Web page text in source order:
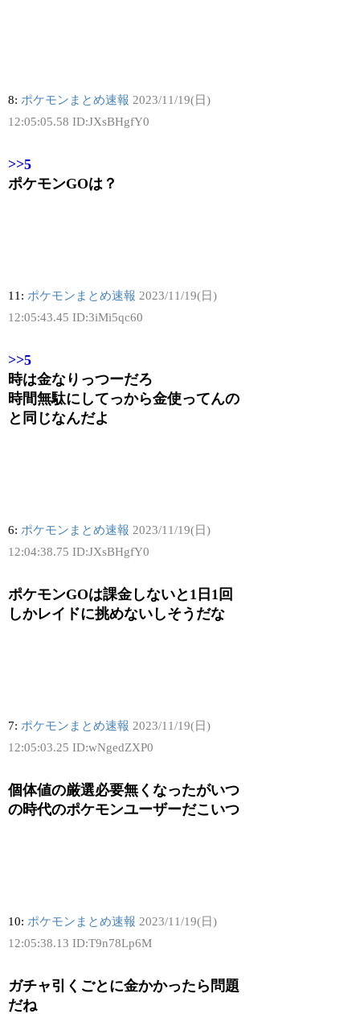
8: ポケモンまとめ速報 2023/11/19(日)
12:05:05.58 ID:JXsBHgfY0
>>5
ポケモンGOは？
11: ポケモンまとめ速報 2023/11/19(日)
12:05:43.45 ID:3iMi5qc60
>>5
時は金なりっつーだろ
時間無駄にしてっから金使ってんの
と同じなんだよ
6: ポケモンまとめ速報 2023/11/19(日)
12:04:38.75 ID:JXsBHgfY0
ポケモンGOは課金しないと1日1回
しかレイドに挑めないしそうだな
7: ポケモンまとめ速報 2023/11/19(日)
12:05:03.25 ID:wNgedZXP0
個体値の厳選必要無くなったがいつ
の時代のポケモンユーザーだこいつ
10: ポケモンまとめ速報 2023/11/19(日)
12:05:38.13 ID:T9n78Lp6M
ガチャ引くごとに金かかったら問題
だね